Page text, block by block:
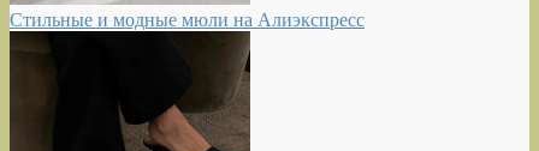
Стильные и модные мюли на Алиэкспресс